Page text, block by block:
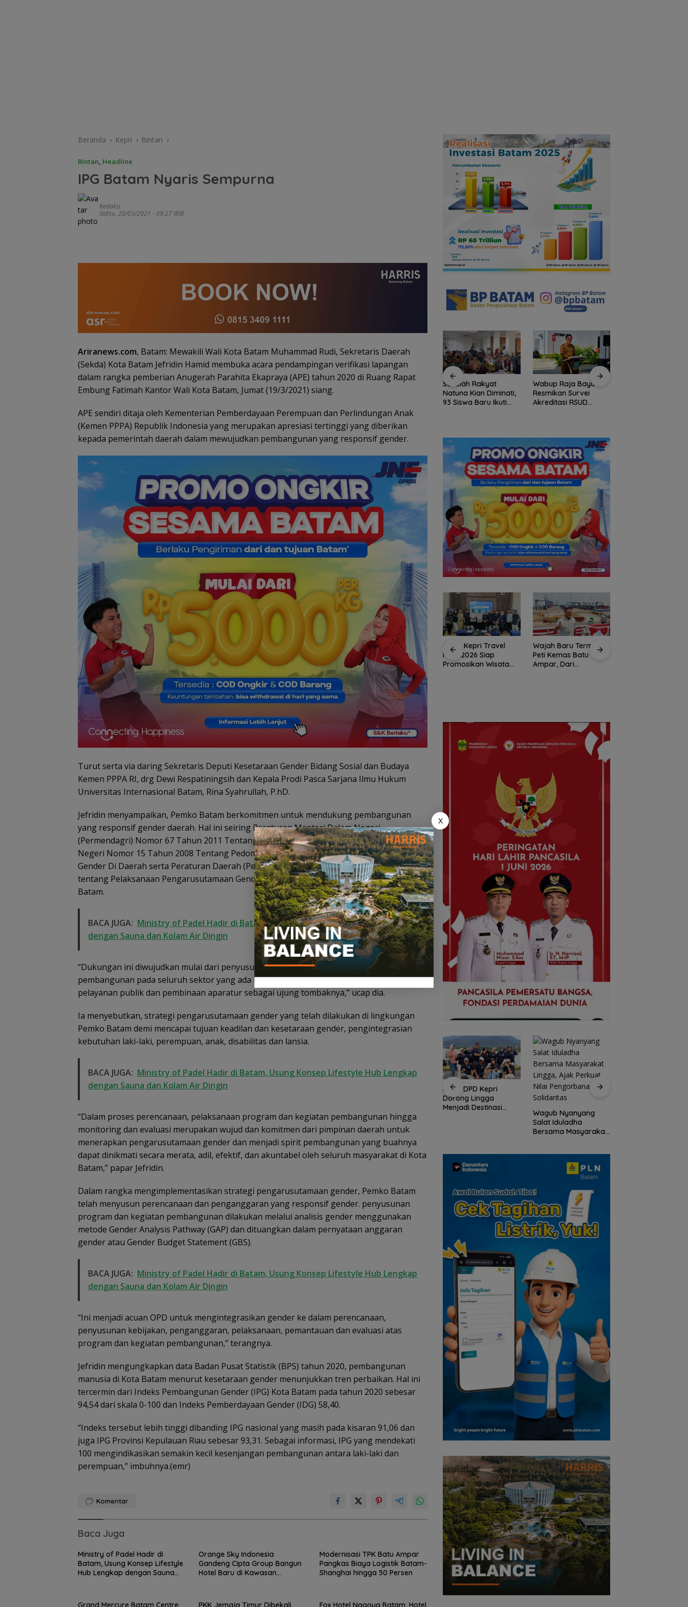
Beranda Kepri Bintan
Bintan, Headline
IPG Batam Nyaris Sempurna
Redaksi
Sabtu, 20/03/2021 - 09:27 WIB
Ariranews.com, Batam: Mewakili Wali Kota Batam Muhammad Rudi, Sekretaris Daerah
(Sekda) Kota Batam Jefridin Hamid membuka acara pendampingan verifikasi lapangan
dalam rangka pemberian Anugerah Parahita Ekapraya (APE) tahun 2020 di Ruang Rapat
Embung Fatimah Kantor Wali Kota Batam, Jumat (19/3/2021) siang.
APE sendiri ditaja oleh Kementerian Pemberdayaan Perempuan dan Perlindungan Anak
(Kemen PPPA) Republik Indonesia yang merupakan apresiasi tertinggi yang diberikan
kepada pemerintah daerah dalam mewujudkan pembangunan yang responsif gender.
Turut serta via daring Sekretaris Deputi Kesetaraan Gender Bidang Sosial dan Budaya
Kemen PPPA RI, drg Dewi Respatiningsih dan Kepala Prodi Pasca Sarjana Ilmu Hukum
Universitas Internasional Batam, Rina Syahrullah, P.hD.
Jefridin menyampaikan, Pemko Batam berkomitmen untuk mendukung pembangunan
yang responsif gender daerah. Hal ini seiring Peraturan Menteri Dalam Negeri
(Permendagri) Nomor 67 Tahun 2011 Tentang Perubahan Atas Peraturan Menteri Dalam
Negeri Nomor 15 Tahun 2008 Tentang Pedoman Umum Pelaksanaan Pengarusutamaan
Gender Di Daerah serta Peraturan Daerah (Perda) Kota Batam Nomor 6 Tahun 2016
tentang Pelaksanaan Pengarusutamaan Gender Dalam Pembangunan Daerah di Kota
Batam.
BACA JUGA: Ministry of Padel Hadir di Batam, Usung Konsep Lifestyle Hub Lengkap
dengan Sauna dan Kolam Air Dingin
“Dukungan ini diwujudkan mulai dari penyusunan kebijakan, program dan kegiatan
pembangunan pada seluruh sektor yang ada hingga pelaksanaannya, penyelenggaraan
pelayanan publik dan pembinaan aparatur sebagai ujung tombaknya,” ucap dia.
Ia menyebutkan, strategi pengarusutamaan gender yang telah dilakukan di lingkungan
Pemko Batam demi mencapai tujuan keadilan dan kesetaraan gender, pengintegrasian
kebutuhan laki-laki, perempuan, anak, disabilitas dan lansia.
BACA JUGA: Ministry of Padel Hadir di Batam, Usung Konsep Lifestyle Hub Lengkap
dengan Sauna dan Kolam Air Dingin
“Dalam proses perencanaan, pelaksanaan program dan kegiatan pembangunan hingga
monitoring dan evaluasi merupakan wujud dan komitmen dari pimpinan daerah untuk
menerapkan pengarusutamaan gender dan menjadi spirit pembangunan yang buahnya
dapat dinikmati secara merata, adil, efektif, dan akuntabel oleh seluruh masyarakat di Kota
Batam,” papar Jefridin.
Dalam rangka mengimplementasikan strategi pengarusutamaan gender, Pemko Batam
telah menyusun perencanaan dan penganggaran yang responsif gender. penyusunan
program dan kegiatan pembangunan dilakukan melalui analisis gender menggunakan
metode Gender Analysis Pathway (GAP) dan dituangkan dalam pernyataan anggaran
gender atau Gender Budget Statement (GBS).
BACA JUGA: Ministry of Padel Hadir di Batam, Usung Konsep Lifestyle Hub Lengkap
dengan Sauna dan Kolam Air Dingin
“Ini menjadi acuan OPD untuk mengintegrasikan gender ke dalam perencanaan,
penyusunan kebijakan, penganggaran, pelaksanaan, pemantauan dan evaluasi atas
program dan kegiatan pembangunan,” terangnya.
Jefridin mengungkapkan data Badan Pusat Statistik (BPS) tahun 2020, pembangunan
manusia di Kota Batam menurut kesetaraan gender menunjukkan tren perbaikan. Hal ini
tercermin dari Indeks Pembangunan Gender (IPG) Kota Batam pada tahun 2020 sebesar
94,54 dari skala 0-100 dan Indeks Pemberdayaan Gender (IDG) 58,40.
“Indeks tersebut lebih tinggi dibanding IPG nasional yang masih pada kisaran 91,06 dan
juga IPG Provinsi Kepulauan Riau sebesar 93,31. Sebagai informasi, IPG yang mendekati
100 mengindikasikan semakin kecil kesenjangan pembangunan antara laki-laki dan
perempuan,” imbuhnya.(emr)
Komentar
Baca Juga
Ministry of Padel Hadir di
Batam, Usung Konsep Lifestyle
Hub Lengkap dengan Sauna
Orange Sky Indonesia
Gandeng Cipta Group Bangun
Hotel Baru di Kawasan
Modernisasi TPK Batu Ampar
Pangkas Biaya Logistik Batam-
Shanghai hingga 50 Persen
Grand Mercure Batam Centre PKK Jemaja Timur Dibekali Fox Hotel Nagoya Batam, Hotel
Magnet Turis Malaysia,
Paket Wisata 4 Hari 3
Malam Jadi Favorit
ASITA Kepri Travel
Mart 2026 Siap
Lintas Destinasi di
Rotasi 311 ASN Jadi
Amsakar Tekankan
Integritas dan Kinerja
Sekolah Rakyat
Natuna Kian Diminati,
93 Siswa Baru Ikuti
Wabup Raja Bayu
Resmikan Survei
Akreditasi RSUD
Respons Pernyataan
Menteri ATR/BPN,
Kepala BP Batam
Lahan di Wilayah Laut
Akan Ditinjau Ulang
Sesuai Regulasi
Belasan Anggota PWI
Kepri Kompak Mundur
Rotasi 311 ASN Jadi
Awal Reformasi
Birokrasi Batam,
Amsakar Tekankan
Integritas dan Kinerja
ASITA Kepri Travel
Mart 2026 Siap
Promosikan Wisata
Wajah Baru Terminal
Peti Kemas Batu
Ampar, Dari
Dugaan Penipuan
Lingga, Uang
Dikembalikan dan
Diselesaikan Secara
Kekeluargaan
Hutan di Kabupaten
Lingga Akibat Kebun
Sawit
ASPPI DPD Kepri
Dorong Lingga
Menjadi Destinasi
Wagub Nyanyang
Salat Iduladha
Bersama Masyarakat
X